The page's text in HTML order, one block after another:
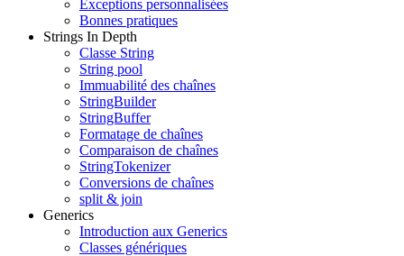
Exceptions personnalisées
Bonnes pratiques
Strings In Depth
Classe String
String pool
Immuabilité des chaînes
StringBuilder
StringBuffer
Formatage de chaînes
Comparaison de chaînes
StringTokenizer
Conversions de chaînes
split & join
Generics
Introduction aux Generics
Classes génériques